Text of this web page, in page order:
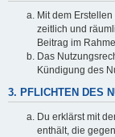
Mit dem
zeitlich und
Beitrag im
Das
Kündigung des
3. PFLICHTEN DES
Du erklärst mit
enthält, die